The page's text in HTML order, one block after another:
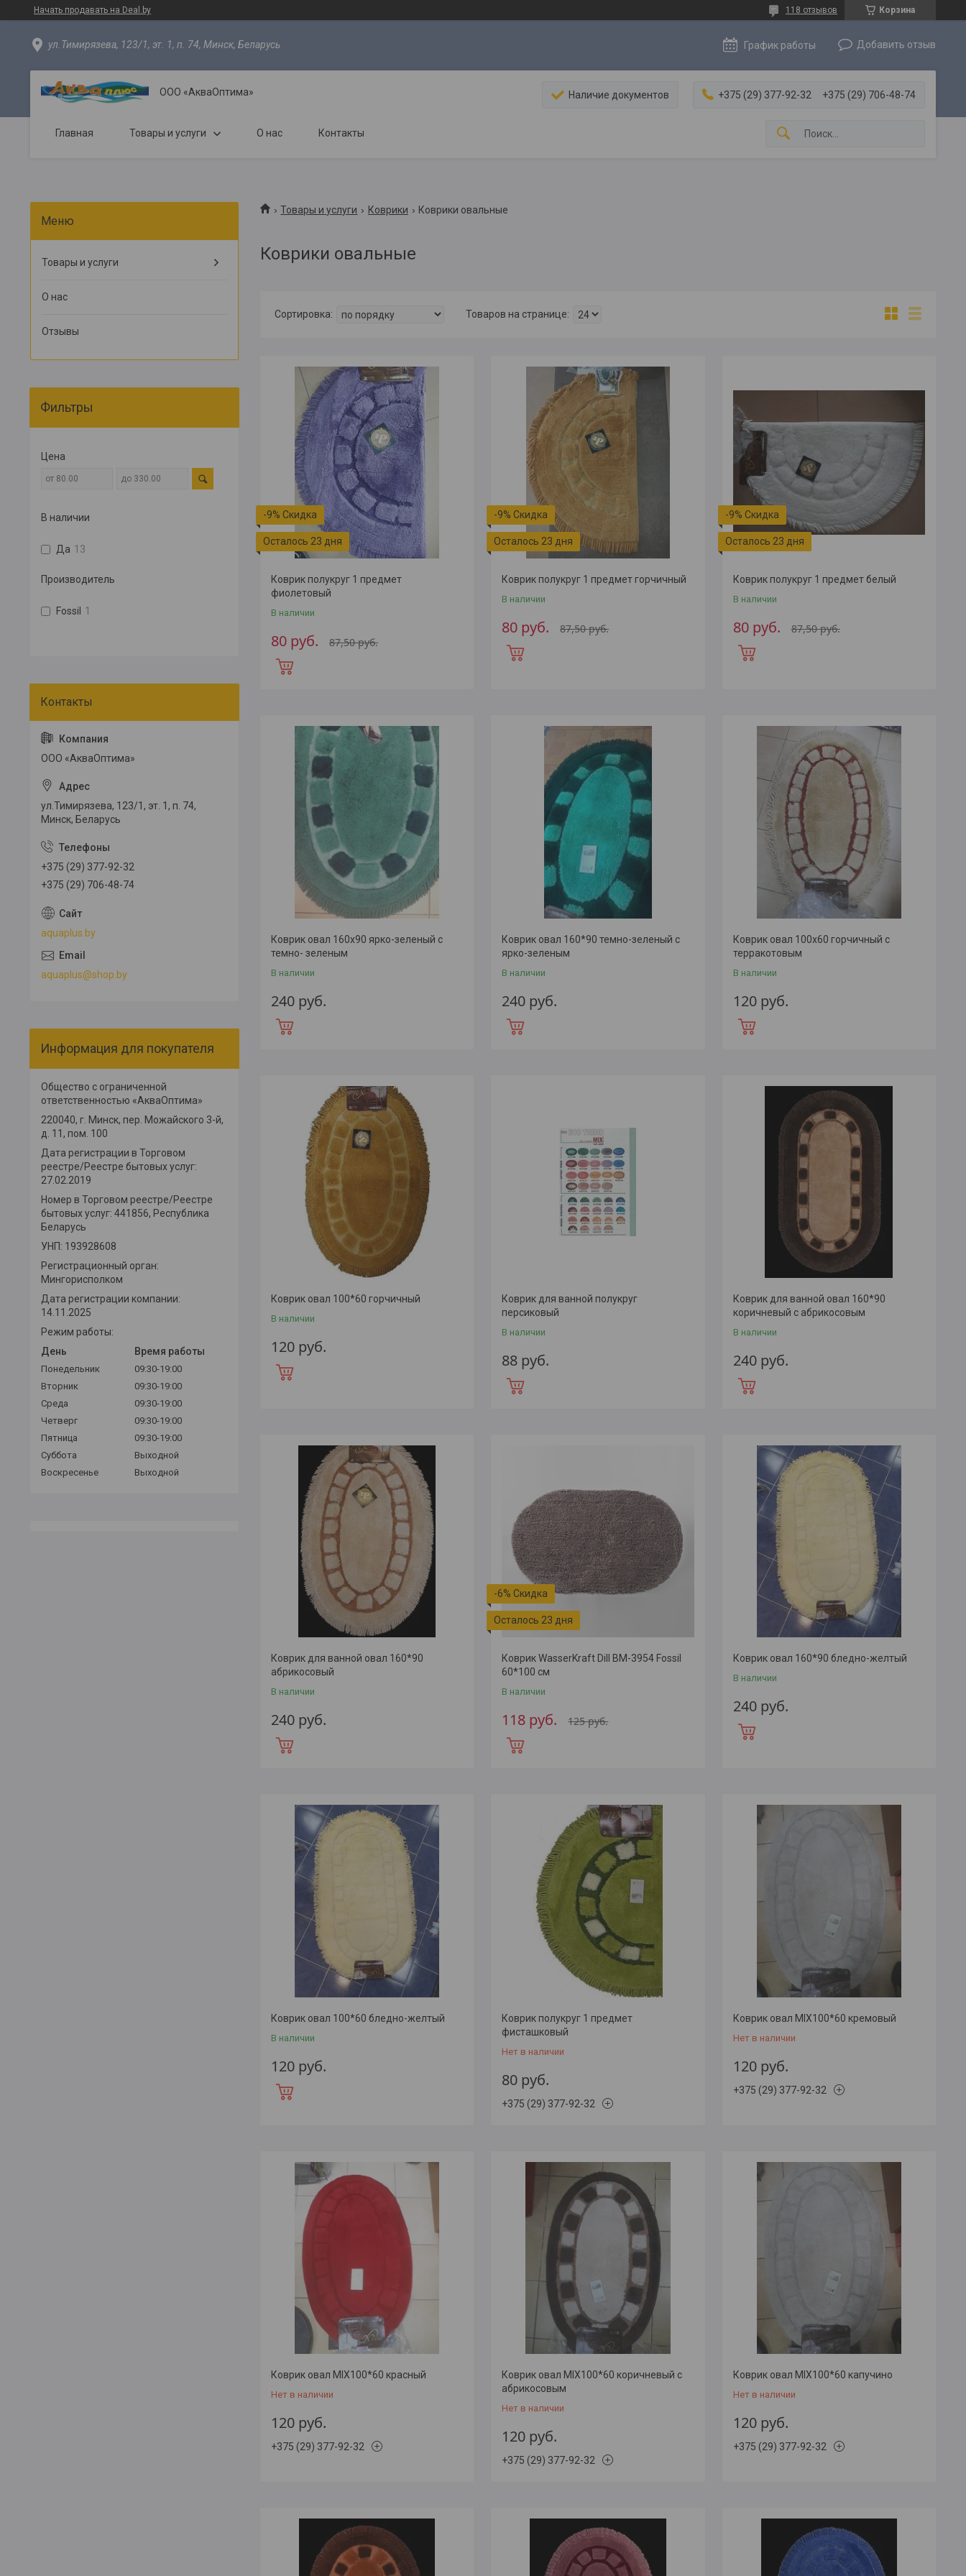
Начать продавать на Deal.by Корзина
118 отзывов
ул.Тимирязева, 123/1, эт. 1, п. 74, Минск, Беларусь График работы Добавить отзыв
ООО «АкваОптима» Наличие документов +375 (29) 377-92-32 +375 (29) 706-48-74
Главная Товары и услуги О нас Контакты
Товары и услуги Коврики Коврики овальные
Коврики овальные
-9%
Осталось 23 дня
Коврик полукруг 1 предмет
фиолетовый
В наличии
87,50руб.
80 руб.
-9%
Осталось 23 дня
Коврик полукруг 1 предмет горчичный
В наличии
87,50руб.
80 руб.
-9%
Осталось 23 дня
Коврик полукруг 1 предмет белый
В наличии
87,50руб.
80 руб.
Коврик овал 160х90 ярко-зеленый с
темно- зеленым
В наличии
240 руб.
Коврик овал 160*90 темно-зеленый с
ярко-зеленым
В наличии
240 руб.
Коврик овал 100х60 горчичный с
терракотовым
В наличии
120 руб.
Коврик овал 100*60 горчичный
В наличии
120 руб.
Коврик для ванной полукруг
персиковый
В наличии
88 руб.
Коврик для ванной овал 160*90
коричневый с абрикосовым
В наличии
240 руб.
Коврик для ванной овал 160*90
абрикосовый
В наличии
240 руб.
-6%
Осталось 23 дня
Коврик WasserKraft Dill BM-3954 Fossil
60*100 см
В наличии
125руб.
118 руб.
Коврик овал 160*90 бледно-желтый
В наличии
240 руб.
Коврик овал 100*60 бледно-желтый
В наличии
120 руб.
Коврик полукруг 1 предмет
фисташковый
Нет в наличии
80 руб.
+375 (29) 377-92-32
Коврик овал MIX100*60 кремовый
Нет в наличии
120 руб.
+375 (29) 377-92-32
Коврик овал MIX100*60 красный
Нет в наличии
120 руб.
+375 (29) 377-92-32
Коврик овал MIX100*60 коричневый с
абрикосовым
Нет в наличии
120 руб.
+375 (29) 377-92-32
Коврик овал MIX100*60 капучино
Нет в наличии
120 руб.
+375 (29) 377-92-32
Товары и услуги
О нас
Отзывы
Фильтры
Цена
В наличии
Да 13
Производитель
Fossil 1
ООО «АкваОптима»
ул.Тимирязева, 123/1, эт. 1, п. 74,
Минск, Беларусь
+375 (29) 377-92-32
+375 (29) 706-48-74
aquaplus.by
aquaplus@shop.by
Информация для покупателя
Общество с ограниченной
ответственностью «АкваОптима»
220040, г. Минск, пер. Можайского 3-й,
д. 11, пом. 100
Дата регистрации в Торговом
реестре/Реестре бытовых услуг:
27.02.2019
Номер в Торговом реестре/Реестре
бытовых услуг: 441856, Республика
Беларусь
УНП: 193928608
Регистрационный орган:
Мингорисполком
Дата регистрации компании:
14.11.2025
Режим работы:
День
Время работы
Понедельник
09:30-19:00
Вторник
09:30-19:00
Среда
09:30-19:00
Четверг
09:30-19:00
Пятница
09:30-19:00
Суббота
Выходной
Воскресенье
Выходной